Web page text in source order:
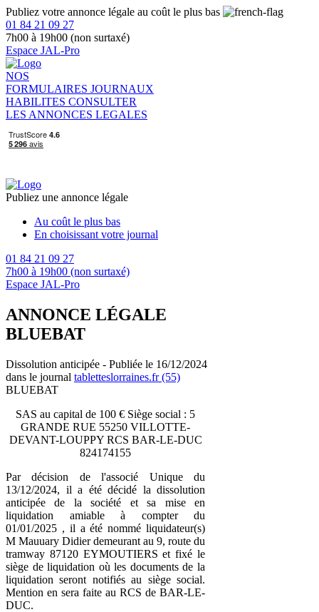
Publiez votre annonce légale au coût le plus bas
01 84 21 09 27
7h00 à 19h00 (non surtaxé)
Espace JAL-Pro
NOS
FORMULAIRES JOURNAUX
HABILITES CONSULTER
LES ANNONCES LEGALES
Publiez une annonce légale
Au coût le plus bas
En choisissant votre journal
01 84 21 09 27
7h00 à 19h00 (non surtaxé)
Espace JAL-Pro
ANNONCE LÉGALE
BLUEBAT
Dissolution anticipée - Publiée le 16/12/2024
dans le journal tabletteslorraines.fr (55)
BLUEBAT
SAS au capital de 100 € Siège social : 5
GRANDE RUE 55250 VILLOTTE-
DEVANT-LOUPPY RCS BAR-LE-DUC
824174155
Par décision de l'associé Unique du
13/12/2024, il a été décidé la dissolution
anticipée de la société et sa mise en
liquidation amiable à compter du
01/01/2025 , il a été nommé liquidateur(s)
M Mauuary Didier demeurant au 9, route du
tramway 87120 EYMOUTIERS et fixé le
siège de liquidation où les documents de la
liquidation seront notifiés au siège social.
Mention en sera faite au RCS de BAR-LE-
DUC.